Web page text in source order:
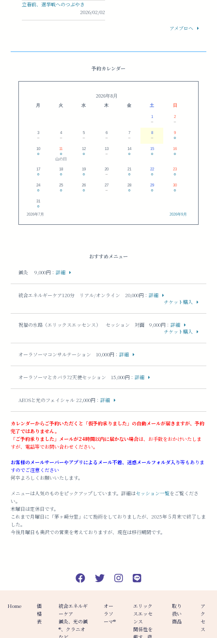
立春前、選挙戦へのつぶやき
2026/02/02
アメブロへ
予約カレンダー
2026年8月
月 火 水 木 金 土 日
1
－
2
－
3
－
4
－
5
－
6
－
7
－
8
－
9
○
10
○
11
○
山の日
12
○
13
－
14
○
15
○
16
○
17
○
18
○
19
○
20
－
21
○
22
○
23
○
24
○
25
○
26
○
27
－
28
○
29
○
30
○
31
○
2026年7月 2026年9月
おすすめメニュー
鍼灸 9,000円 ：詳細
統合エネルギーケア120分 リアル/オンライン 20,000円 ：詳細
チケット購入
祝福の水路（エリックスエッセンス） セッション 対面 9,000円 ：詳細
チケット購入
オーラソーマコンサルテーション 10,000円 ：詳細
オーラソーマとカバラ72天使セッション 15,000円 ：詳細
AEOSと光のフェイシャル 22,000円 ：詳細
カレンダーからご予約いただくと「仮予約承りました」の自動メールが届きますが、予約
完了ではありません。
「ご予約承りました」メールが24時間以内に届かない場合は、お手数をおかけいたしま
すが、電話等でお問い合わせください。
お客様のメールサーバーやアプリによるメール不着、迷惑メールフォルダ入り等もありま
すのでご注意ください
何卒よろしくお願いいたします。
メニューは人気のものをピックアップしています。詳細はセッション一覧をご覧くださ
い。
木曜日は定休日です。
これまで月曜日に「茅ヶ崎分室」にて施術をしておりましたが、2025年５月末で終了しま
した。
今後月曜日も奥沢での営業を考えておりますが、現在は移行期間です。
Home
価
格
表
統合エネルギ
ーケア
鍼灸、光の鍼
®︎、クラニオ
オー
ラソ
ーマ®️
エリック
スエッセ
ンス
関係性を
取り
扱い
商品
ア
ク
セ
ス